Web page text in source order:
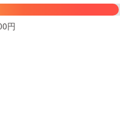
円